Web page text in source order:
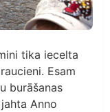
tika iecelta
Esam
burāšanas
Anno